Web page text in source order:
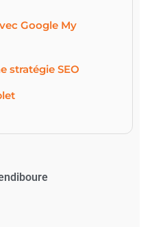
Google My
stratégie SEO